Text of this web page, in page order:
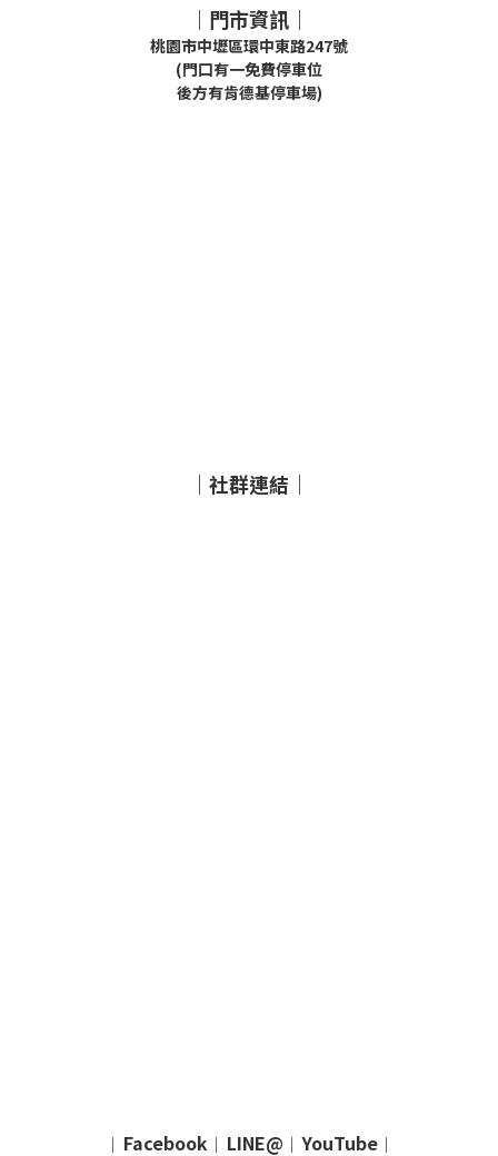
｜門市資訊｜
桃園市中壢區環中東路247號
(門口有一免費停車位
後方有肯德基停車場)
｜社群連結｜
｜ Facebook ｜ LINE@ ｜ YouTube ｜